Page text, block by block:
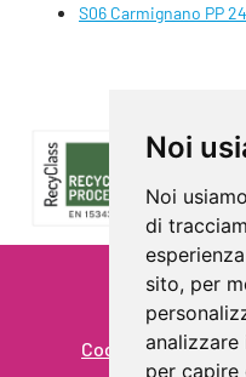
Noi
Noi
di
sito, per
per capire
S06 Carmignano PP
Cookie Policy -